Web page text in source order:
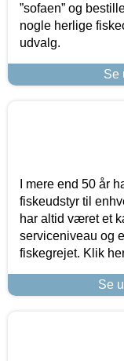
”sofaen” og
nogle herlige
udvalg.
Se
I mere end 50 år
fiskeudstyr til
har altid været et
serviceniveau og
fiskegrejet. Klik
Se